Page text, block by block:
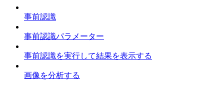
事前認識
事前認識パラメーター
事前認識を実行して結果を表示する
画像を分析する